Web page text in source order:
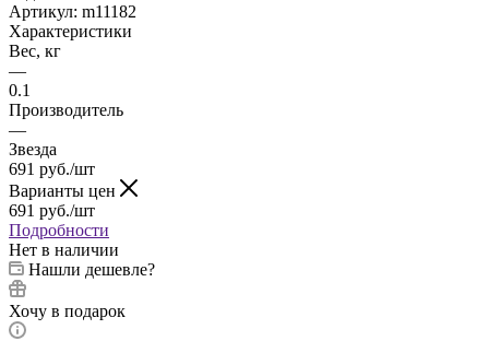
Артикул: m11182
Характеристики
Вес, кг
—
0.1
Производитель
—
Звезда
691 руб./шт
Варианты цен
691 руб./шт
Подробности
Нет в наличии
Нашли дешевле?
Хочу в подарок